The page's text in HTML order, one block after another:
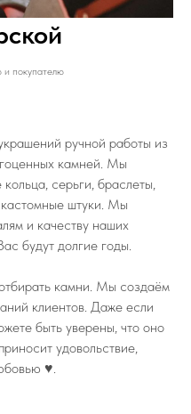
покупателю
ручной работы из
камней. Мы
серьги, браслеты,
штуки. Мы
и качеству наших
будут долгие годы.
камни. Мы создаём
клиентов. Даже если
быть уверены, что оно
удовольствие,
♥️.